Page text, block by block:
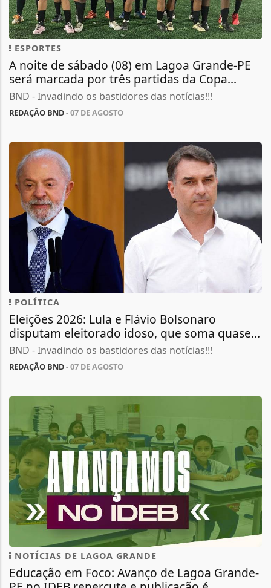
ESPORTES
A noite de sábado (08) em Lagoa Grande-PE
será marcada por três partidas da Copa...
BND - Invadindo os bastidores das notícias!!!
REDAÇÃO BND- 07 DE AGOSTO
POLÍTICA
Eleições 2026: Lula e Flávio Bolsonaro
disputam eleitorado idoso, que soma quase...
BND - Invadindo os bastidores das notícias!!!
REDAÇÃO BND- 07 DE AGOSTO
NOTÍCIAS DE LAGOA GRANDE
Educação em Foco: Avanço de Lagoa Grande-